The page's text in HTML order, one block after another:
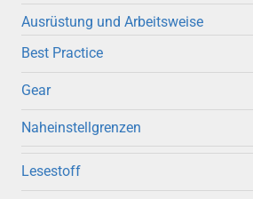
Ausrüstung und Arbeitsweise
Best Practice
Gear
Naheinstellgrenzen
Lesestoff